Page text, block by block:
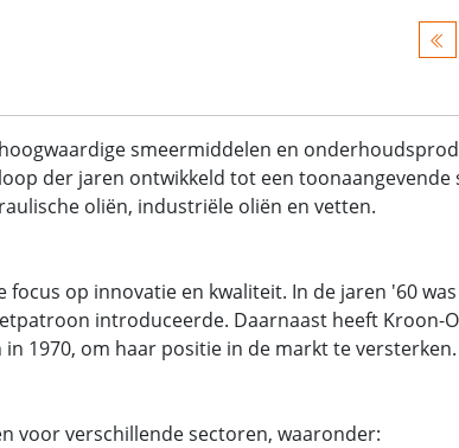
smeermiddelen en
der jaren ontwikkeld tot een toonaangevende
oliën, industriële oliën en vetten.
op innovatie en kwaliteit. In de jaren '60
introduceerde. Daarnaast heeft Kroon-
1970, om haar positie in de markt te versterken.
voor verschillende sectoren, waaronder: